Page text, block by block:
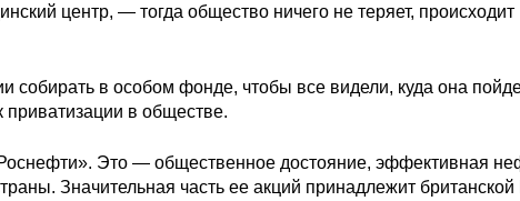
центр, — тогда общество ничего не теряет, происходит
собирать в особом фонде, чтобы все видели, куда она
в обществе.
Это — общественное достояние, эффективная
Значительная часть ее акций принадлежит британской